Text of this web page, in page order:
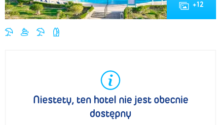
+12
Niestety, ten hotel nie jest obecnie
dostępny